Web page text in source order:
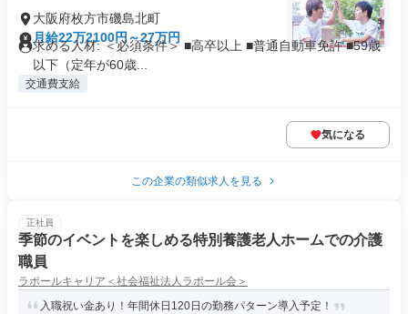
大阪府枚方市磯島北町
月給22万2100円～27万円
求める人材: ＜必須条件＞ ■高卒以上 ■普通自動車免許 ■59歳
以下（定年が60歳...
交通費支給
気になる
この企業の類似求人を見る
正社員
季節のイベントを楽しめる特別養護老人ホームでの介護
職員
ラポールキャリア＜社会福祉法人ラポール会＞
入職祝い金あり！年間休日120日の勤務パターン導入予定！